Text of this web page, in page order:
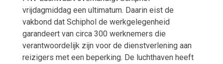
vrijdagmiddag een ultimatum. Daarin eist de
vakbond dat Schiphol de werkgelegenheid
garandeert van circa 300 werknemers die
verantwoordelijk zijn voor de dienstverlening aan
reizigers met een beperking. De luchthaven heeft